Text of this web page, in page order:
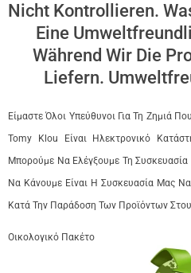
Nicht Kontrollieren.
Eine
Während Wir Die
Liefern.
Είμαστε Όλοι Υπεύθυνοι Για Τη Ζημιά
Tomy Klou Είναι Ηλεκτρονικό
Μπορούμε Να Ελέγξουμε Τη
Να Κάνουμε Είναι Η Συσκευασία Μας
Κατά Την Παράδοση Των Προϊόντων
Οικολογικό Πακέτο